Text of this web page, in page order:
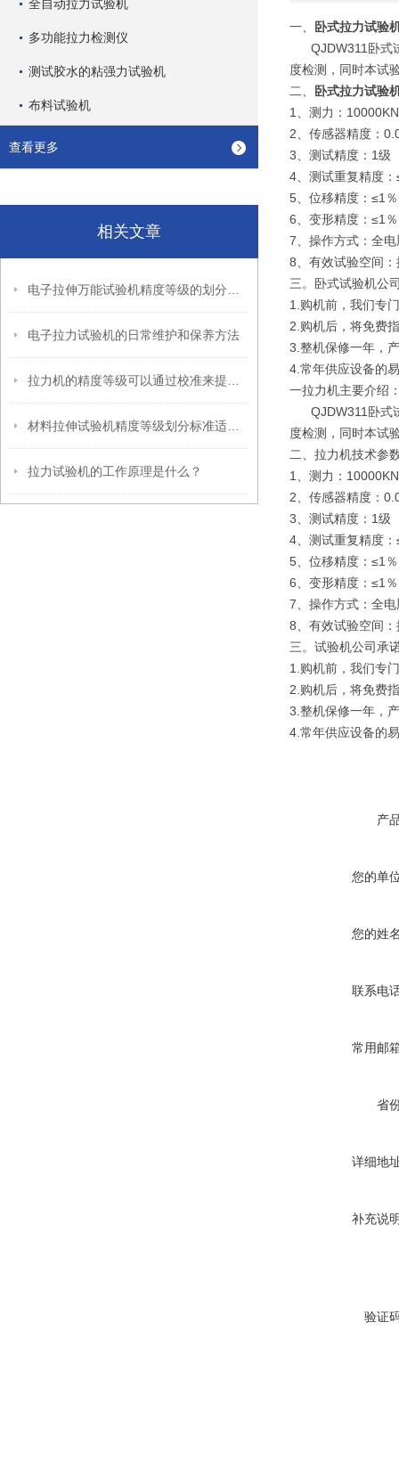
全自动拉力试验机
多功能拉力检测仪
测试胶水的粘强力试验机
布料试验机
查看更多
相关文章
电子拉力试验机的日常维护和保养方法
拉力试验机的工作原理是什么？
一、
卧式拉力试验
QJDW311卧式试
度检测，同时本试
二、
卧式拉力试验
1、测力：
2、传感器精度：
3、测试精度：1级
4、测试重复精度
5、位移精度：≤1％
6、变形精度：≤1％
7、操作方式：全
8、有效试验空间
三。卧式试验机公
1.购机前，我们专
2.购机后，将免费
3.整机保修一年，
4.常年供应设备的
一拉力机主要介绍
QJDW311卧式试
度检测，同时本试
二、拉力机技术参
1、测力：
2、传感器精度：
3、测试精度：1级
4、测试重复精度
5、位移精度：≤1％
6、变形精度：≤1％
7、操作方式：全
8、有效试验空间
三。试验机公司承
1.购机前，我们专
2.购机后，将免费
3.整机保修一年，
4.常年供应设备的
产
您的单
您的姓
联系电
常用邮
省
详细地
补充说
验证